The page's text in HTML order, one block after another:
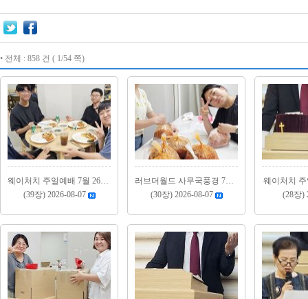
• 전체 : 858 건 ( 1/54 쪽)
웨이처치 주일예배 7월 26일, 8월 2일
(39장) 2026-08-07
러브더월드 사무국풍경 7월(2)
(30장) 2026-08-07
웨이처치
(28장)